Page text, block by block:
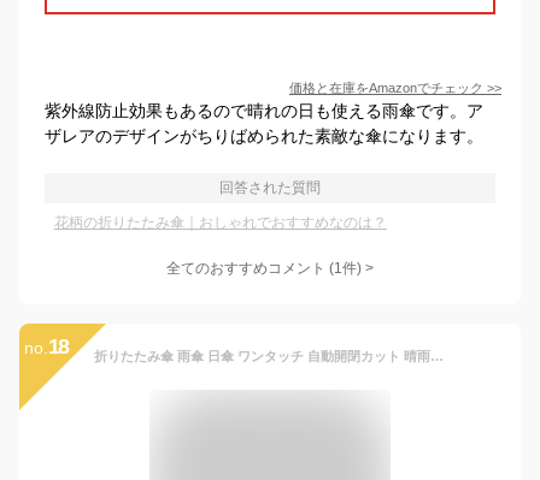
価格と在庫をAmazonでチェック >>
紫外線防止効果もあるので晴れの日も使える雨傘です。ア
ザレアのデザインがちりばめられた素敵な傘になります。
回答された質問
花柄の折りたたみ傘｜おしゃれでおすすめなのは？
全てのおすすめコメント (1件) >
no. 18 折りたたみ傘 雨傘 日傘 ワンタッチ 自動開閉カット 晴雨兼用 梅雨対策 撥水 遮光 遮熱 耐風 花柄 かわいい 子供用 レディース 折り畳み傘